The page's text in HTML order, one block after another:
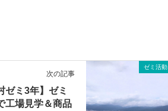
ゼミ活動
次の記事
ゼミ3年】ゼミ
工場見学＆商品